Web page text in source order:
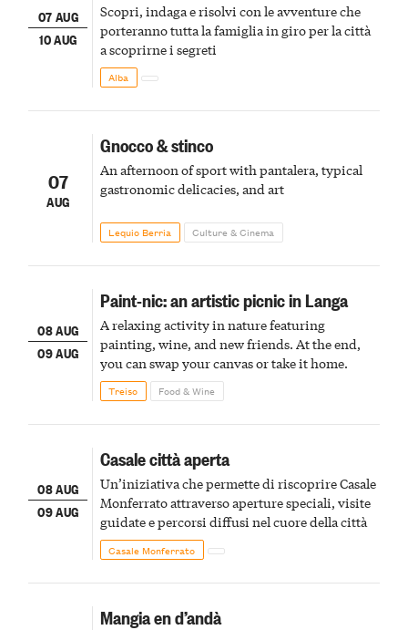
07 AUG
10 AUG
Scopri, indaga e risolvi con le avventure che
porteranno tutta la famiglia in giro per la città
a scoprirne i segreti
Alba
07
AUG
Gnocco & stinco
An afternoon of sport with pantalera, typical
gastronomic delicacies, and art
Lequio Berria Culture & Cinema
08 AUG
09 AUG
Paint-nic: an artistic picnic in Langa
A relaxing activity in nature featuring
painting, wine, and new friends. At the end,
you can swap your canvas or take it home.
Treiso Food & Wine
08 AUG
09 AUG
Casale città aperta
Un’iniziativa che permette di riscoprire Casale
Monferrato attraverso aperture speciali, visite
guidate e percorsi diffusi nel cuore della città
Casale Monferrato
Mangia en d’andà